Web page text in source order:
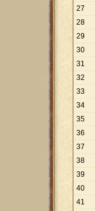
27
28
29
30
31
32
33
34
35
36
37
38
39
40
41